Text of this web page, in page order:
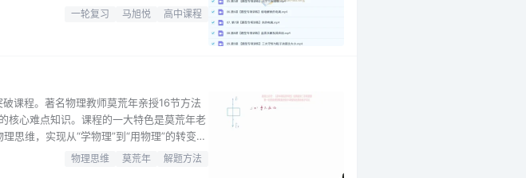
能力。无论是对于基础薄弱的学生巩固知
轮复习的学生学习，助力他们在化学学科
一轮复习 马旭悦 高中课程
课程。著名物理教师莫荒年亲授16节方法
核心难点知识。课程的一大特色是莫荒年老
思维，实现从“学物理”到“用物理”的转变。
知识变得生动易懂。此外，课程还搭配开
，让高一学生在物理学习上不再遭遇“荒
物理思维 莫荒年 解题方法